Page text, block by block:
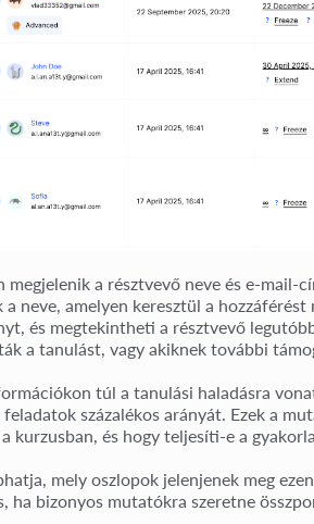
megjelenik a résztvevő neve és e-mail-
a neve, amelyen keresztül a
és megtekintheti a résztvevő
a tanulást, vagy akiknek további
túl a tanulási haladásra
százalékos arányát. Ezek a
kurzusban, és hogy teljesíti-e a
mely oszlopok jelenjenek meg
ha bizonyos mutatókra szeretne